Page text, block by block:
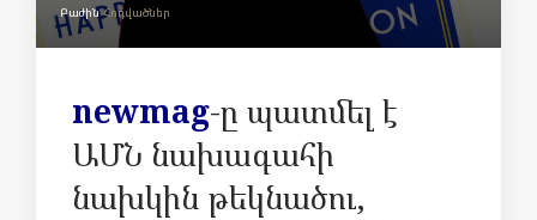
ԲաժինՀոդվածներ
newmag-ը պատմել է
ԱՄՆ նախագահի
նախկին թեկնածու,